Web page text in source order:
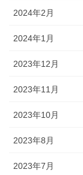
2024年2月
2024年1月
2023年12月
2023年11月
2023年10月
2023年8月
2023年7月